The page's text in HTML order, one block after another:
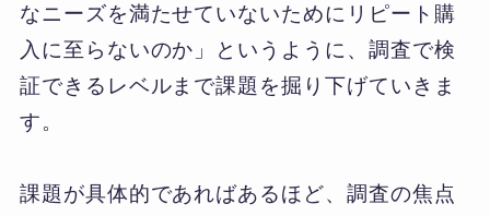
なニーズを満たせていないためにリピート購
入に至らないのか」というように、調査で検
証できるレベルまで課題を掘り下げていきま
す。
課題が具体的であればあるほど、調査の焦点